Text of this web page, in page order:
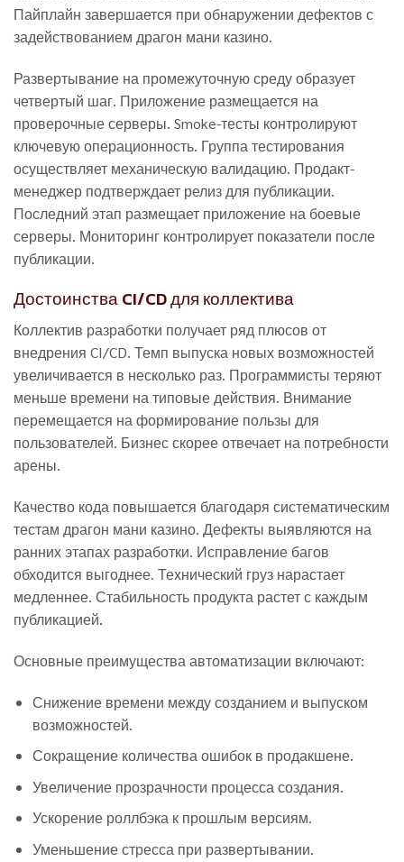
Пайплайн завершается при обнаружении дефектов с
задействованием драгон мани казино.
Развертывание на промежуточную среду образует
четвертый шаг. Приложение размещается на
проверочные серверы. Smoke-тесты контролируют
ключевую операционность. Группа тестирования
осуществляет механическую валидацию. Продакт-
менеджер подтверждает релиз для публикации.
Последний этап размещает приложение на боевые
серверы. Мониторинг контролирует показатели после
публикации.
Достоинства CI/CD для коллектива
Коллектив разработки получает ряд плюсов от
внедрения CI/CD. Темп выпуска новых возможностей
увеличивается в несколько раз. Программисты теряют
меньше времени на типовые действия. Внимание
перемещается на формирование пользы для
пользователей. Бизнес скорее отвечает на потребности
арены.
Качество кода повышается благодаря систематическим
тестам драгон мани казино. Дефекты выявляются на
ранних этапах разработки. Исправление багов
обходится выгоднее. Технический груз нарастает
медленнее. Стабильность продукта растет с каждым
публикацией.
Основные преимущества автоматизации включают:
Снижение времени между созданием и выпуском
возможностей.
Сокращение количества ошибок в продакшене.
Увеличение прозрачности процесса создания.
Ускорение роллбэка к прошлым версиям.
Уменьшение стресса при развертывании.